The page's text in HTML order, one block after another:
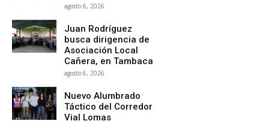
agosto 6, 2026
Juan Rodríguez
busca dirigencia de
Asociación Local
Cañera, en Tambaca
agosto 6, 2026
Nuevo Alumbrado
Táctico del Corredor
Vial Lomas